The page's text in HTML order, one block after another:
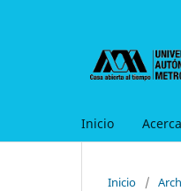
Inicio
Inicio /